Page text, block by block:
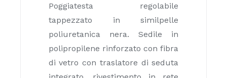
Poggiatesta regolabile
tappezzato in similpelle
poliuretanica nera. Sedile in
polipropilene rinforzato con fibra
di vetro con traslatore di seduta